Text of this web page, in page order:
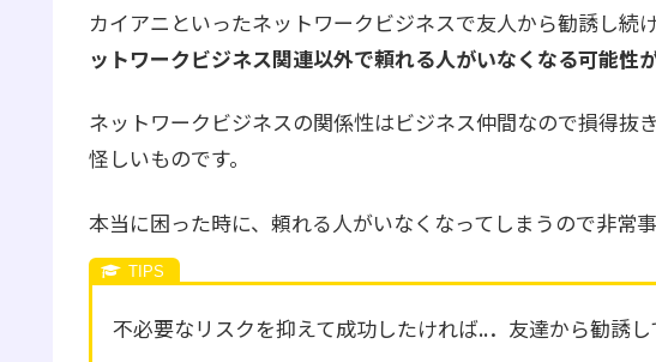
カイアニといったネットワークビジネスで友人から勧誘し続
ットワークビジネス関連以外で頼れる人がいなくなる可能性が
ネットワークビジネスの関係性はビジネス仲間なので損得抜
怪しいものです。
本当に困った時に、頼れる人がいなくなってしまうので非常
不必要なリスクを抑えて成功したければ..．友達から勧誘